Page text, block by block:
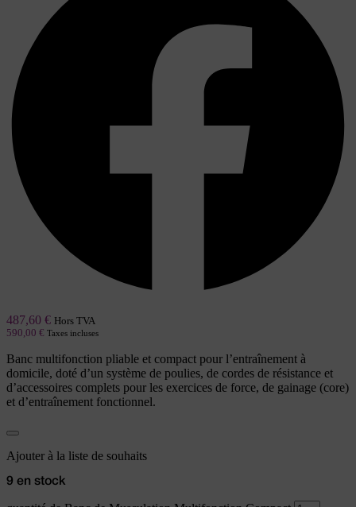
487,60 € Hors TVA
590,00 € Taxes incluses
Banc multifonction pliable et compact pour l’entraînement à
domicile, doté d’un système de poulies, de cordes de résistance et
d’accessoires complets pour les exercices de force, de gainage (core)
et d’entraînement fonctionnel.
Ajouter à la liste de souhaits
9 en stock